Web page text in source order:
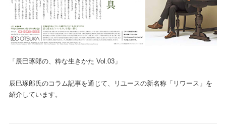
「辰巳琢郎の、粋な生きかた Vol.03」
辰巳琢郎氏のコラム記事を通じて、リユースの新名称「リワース」を
紹介しています。